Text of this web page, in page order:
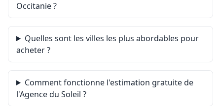
Occitanie ?
Quelles sont les villes les plus abordables pour
acheter ?
Comment fonctionne l'estimation gratuite de
l'Agence du Soleil ?